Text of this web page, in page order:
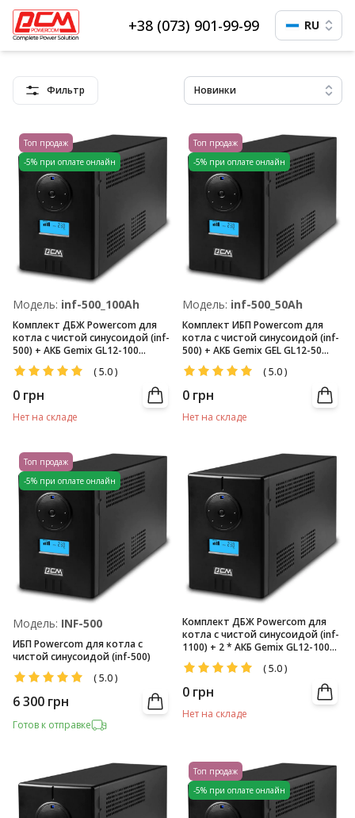
+38 (073) 901-99-99 RU
Фильтр Новинки
Топ продаж
-5% при оплате онлайн
Модель: inf-500_100Ah
Комплект ДБЖ Powercom для
котла с чистой синусоидой (inf-
500) + АКБ Gemix GL12-100
(12V/100Ач)
(5.0)
0 грн
Нет на складе
Топ продаж
-5% при оплате онлайн
Модель: inf-500_50Ah
Комплект ИБП Powercom для
котла с чистой синусоидой (inf-
500) + АКБ Gemix GEL GL12-50
(12V/50Ач)
(5.0)
0 грн
Нет на складе
Топ продаж
-5% при оплате онлайн
Модель: INF-500
ИБП Powercom для котла с
чистой синусоидой (inf-500)
(5.0)
6 300 грн
Готов к отправке
Комплект ДБЖ Powercom для
котла с чистой синусоидой (inf-
1100) + 2 * АКБ Gemix GL12-100
(12V/100Аг)
(5.0)
0 грн
Нет на складе
Топ продаж
-5% при оплате онлайн